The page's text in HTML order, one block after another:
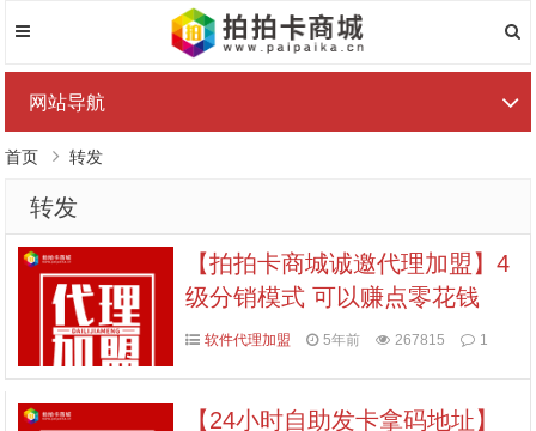
网站导航
首页 转发
转发
【拍拍卡商城诚邀代理加盟】4
级分销模式 可以赚点零花钱
软件代理加盟 5年前 267815 1
【24小时自助发卡拿码地址】